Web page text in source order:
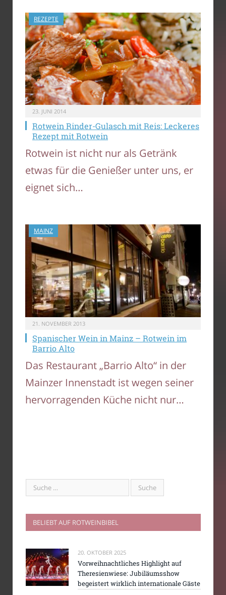
REZEPTE
23. JUNI 2014
Rotwein Rinder-Gulasch mit Reis: Leckeres
Rezept mit Rotwein
Rotwein ist nicht nur als Getränk
etwas für die Genießer unter uns, er
eignet sich…
MAINZ
21. NOVEMBER 2013
Spanischer Wein in Mainz – Rotwein im
Barrio Alto
Das Restaurant „Barrio Alto“ in der
Mainzer Innenstadt ist wegen seiner
hervorragenden Küche nicht nur…
BELIEBT AUF ROTWEINBIBEL
20. OKTOBER 2025
Vorweihnachtliches Highlight auf
Theresienwiese: Jubiläumsshow
begeistert wirklich internationale Gäste